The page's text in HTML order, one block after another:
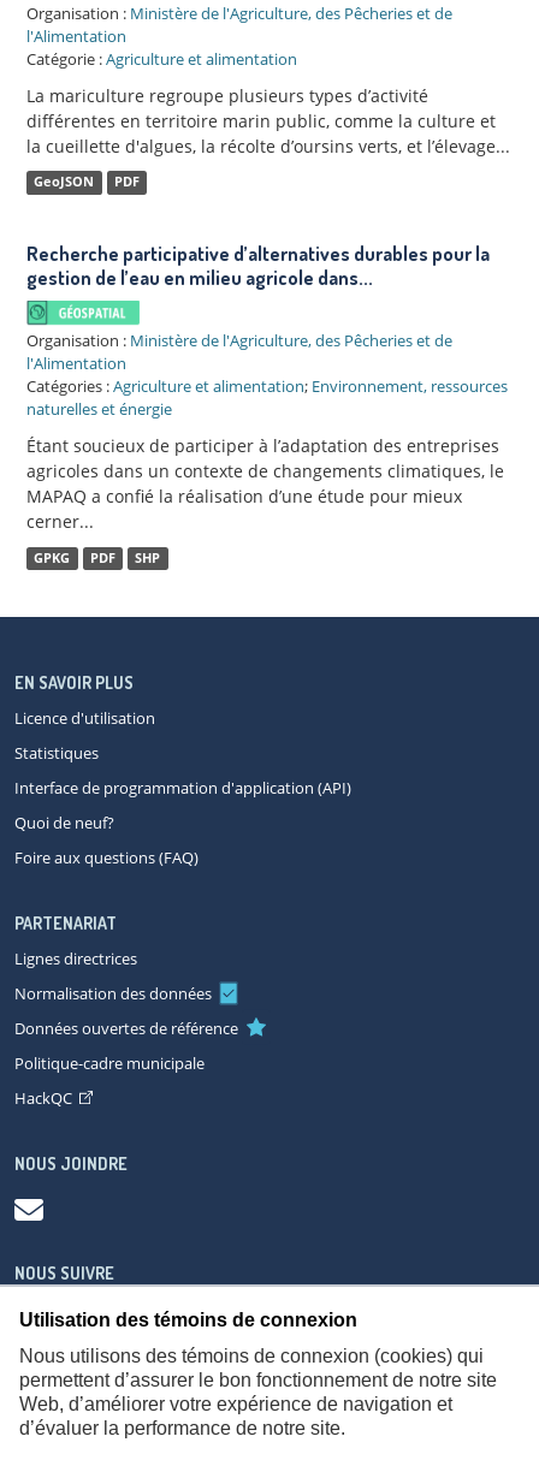
Organisation : Ministère de l'Agriculture, des Pêcheries et de
l'Alimentation
Catégorie :Agriculture et alimentation
La mariculture regroupe plusieurs types d’activité
différentes en territoire marin public, comme la culture et
la cueillette d'algues, la récolte d’oursins verts, et l’élevage...
GeoJSON PDF
Recherche participative d’alternatives durables pour la
gestion de l’eau en milieu agricole dans...
Organisation : Ministère de l'Agriculture, des Pêcheries et de
l'Alimentation
Catégories :Agriculture et alimentation; Environnement, ressources
naturelles et énergie
Étant soucieux de participer à l’adaptation des entreprises
agricoles dans un contexte de changements climatiques, le
MAPAQ a confié la réalisation d’une étude pour mieux
cerner...
GPKG PDF SHP
Utilisation des témoins de connexion
Nous utilisons des témoins de connexion (cookies) qui
permettent d’assurer le bon fonctionnement de notre site
Web, d’améliorer votre expérience de navigation et
d’évaluer la performance de notre site.
EN SAVOIR PLUS
Licence d'utilisation
Statistiques
Interface de programmation d'application (API)
Quoi de neuf?
Foire aux questions (FAQ)
PARTENARIAT
Lignes directrices
Normalisation des données
Données ouvertes de référence
Politique-cadre municipale
HackQC
NOUS JOINDRE
NOUS SUIVRE
À propos Accessibilité Plan du site
Consignes de sécurité